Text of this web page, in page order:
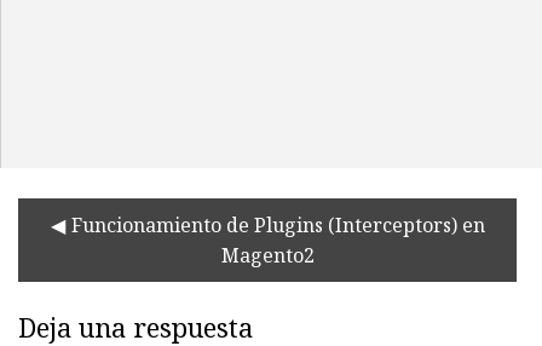
Funcionamiento de Plugins (Interceptors) en
Magento2
Deja una respuesta